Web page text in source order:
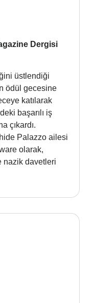
Dergisi
üstlendiği
ödül gecesine
katılarak
başarılı iş
çıkardı.
Palazzo ailesi
olarak,
nazik davetleri